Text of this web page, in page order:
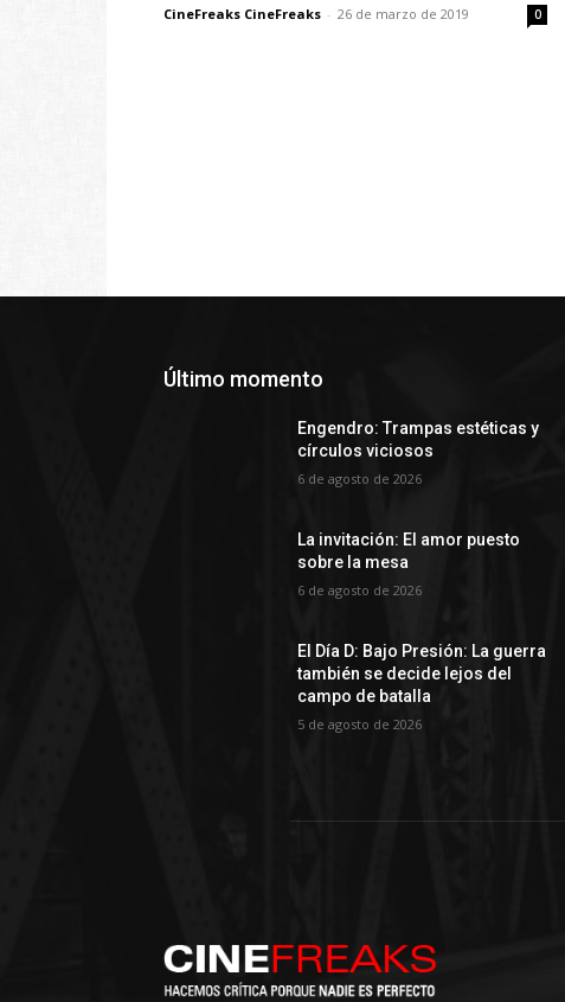
CineFreaks CineFreaks - 26 de marzo de 2019 0
Último momento
Engendro: Trampas estéticas y
círculos viciosos
6 de agosto de 2026
La invitación: El amor puesto
sobre la mesa
6 de agosto de 2026
El Día D: Bajo Presión: La guerra
también se decide lejos del
campo de batalla
5 de agosto de 2026